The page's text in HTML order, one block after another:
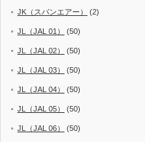
JK（スパンエアー） (2)
JL（JAL 01） (50)
JL（JAL 02） (50)
JL（JAL 03） (50)
JL（JAL 04） (50)
JL（JAL 05） (50)
JL（JAL 06） (50)